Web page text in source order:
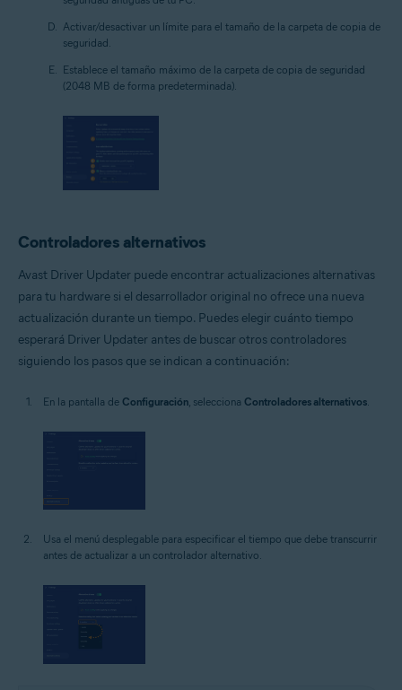
Activar/desactivar un límite para el tamaño de la carpeta de copia de
seguridad.
Establece el tamaño máximo de la carpeta de copia de seguridad
(2048 MB de forma predeterminada).
Controladores alternativos
Avast Driver Updater puede encontrar actualizaciones alternativas
para tu hardware si el desarrollador original no ofrece una nueva
actualización durante un tiempo. Puedes elegir cuánto tiempo
esperará Driver Updater antes de buscar otros controladores
siguiendo los pasos que se indican a continuación:
En la pantalla de Configuración, selecciona Controladores alternativos.
Usa el menú desplegable para especificar el tiempo que debe transcurrir
antes de actualizar a un controlador alternativo.